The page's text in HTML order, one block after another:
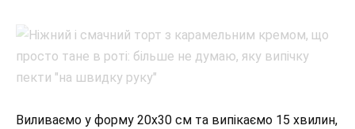
Виливаємо у форму 20х30 см та випікаємо 15 хвилин,